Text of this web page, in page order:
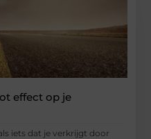
effect op je
iets dat je verkrijgt door